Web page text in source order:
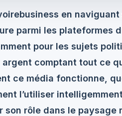
en
parmi les plateformes
pour les sujets
comptant tout ce
ce média fonctionne,
l’utiliser
rôle dans le paysage